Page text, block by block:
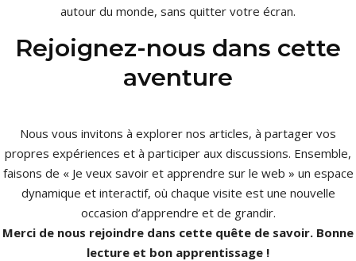
autour du monde, sans quitter votre écran.
Rejoignez-nous dans cette
aventure
Nous vous invitons à explorer nos articles, à partager vos
propres expériences et à participer aux discussions. Ensemble,
faisons de « Je veux savoir et apprendre sur le web » un espace
dynamique et interactif, où chaque visite est une nouvelle
occasion d’apprendre et de grandir.
Merci de nous rejoindre dans cette quête de savoir. Bonne
lecture et bon apprentissage !